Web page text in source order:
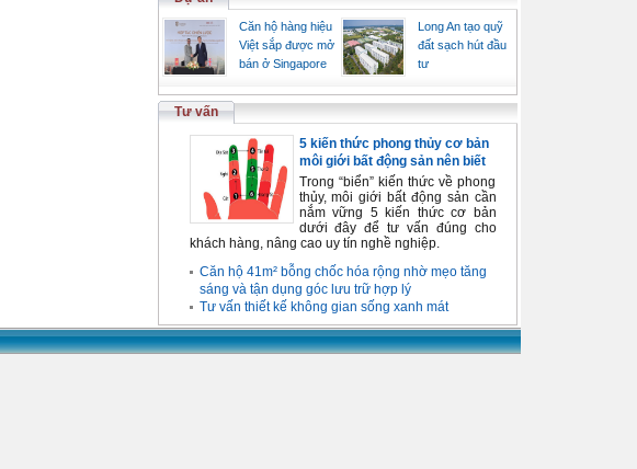
Căn hộ hàng hiệu
Việt sắp được mở
bán ở Singapore
Long An tạo quỹ
đất sạch hút đầu
tư
Tư vấn
5 kiến thức phong thủy cơ bản
môi giới bất động sản nên biết
Trong “biển” kiến thức về phong
thủy, môi giới bất động sản cần
nắm vững 5 kiến thức cơ bản
dưới đây để tư vấn đúng cho
khách hàng, nâng cao uy tín nghề nghiệp.
Căn hộ 41m² bỗng chốc hóa rộng nhờ mẹo tăng
sáng và tận dụng góc lưu trữ hợp lý
Tư vấn thiết kế không gian sống xanh mát